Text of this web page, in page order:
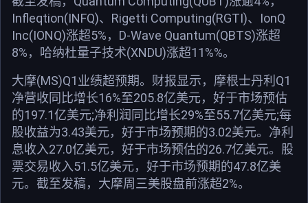
Infleqtion(INFQ)、Rigetti Computing(RGTI)、IonQ
Inc(IONQ)涨超5%，D-Wave Quantum(QBTS)涨超
8%，哈纳杜量子技术(XNDU)涨超11%%。
大摩(MS)Q1业绩超预期。财报显示，摩根士丹利Q1
净营收同比增长16%至205.8亿美元，好于市场预估
的197.1亿美元;净利润同比增长29%至55.7亿美元;每
股收益为3.43美元，好于市场预期的3.02美元。净利
息收入27.0亿美元，好于市场预估的26.7亿美元。股
票交易收入51.5亿美元，好于市场预期的47.8亿美
元。截至发稿，大摩周三美股盘前涨超2%。